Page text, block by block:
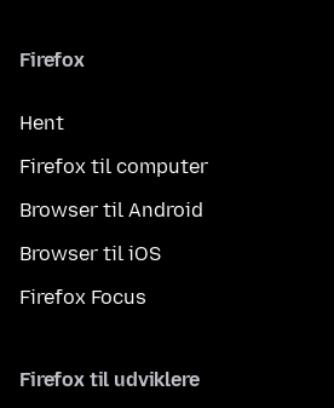
Firefox
Hent
Firefox til computer
Browser til Android
Browser til iOS
Firefox Focus
Firefox til udviklere